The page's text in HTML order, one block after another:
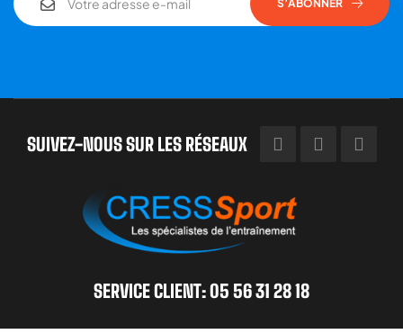
S’ABONNER
SUIVEZ-NOUS SUR LES RÉSEAUX
SERVICE CLIENT: 05 56 31 28 18